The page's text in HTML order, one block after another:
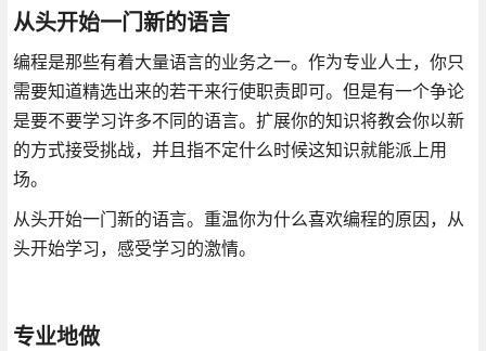
从头开始一门新的语言
编程是那些有着大量语言的业务之一。作为专业人士，你只
需要知道精选出来的若干来行使职责即可。但是有一个争论
是要不要学习许多不同的语言。扩展你的知识将教会你以新
的方式接受挑战，并且指不定什么时候这知识就能派上用
场。
从头开始一门新的语言。重温你为什么喜欢编程的原因，从
头开始学习，感受学习的激情。
专业地做